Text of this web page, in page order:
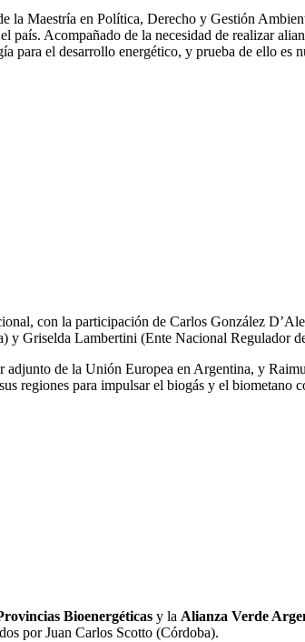
la Maestría en Política, Derecho y Gestión
país. Acompañado de la necesidad de realizar
para el desarrollo energético, y prueba de ello es
con la participación de Carlos González
y Griselda Lambertini (Ente Nacional Regulador
de la Unión Europea en Argentina, y
regiones para impulsar el biogás y el biometano
Bioenergéticas y la Alianza Verde
por Juan Carlos Scotto (Córdoba).